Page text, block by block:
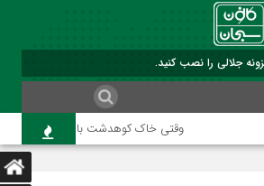
جلالی را نصب کنید.
وقتی خاک کوهدشت با عطر کربلا